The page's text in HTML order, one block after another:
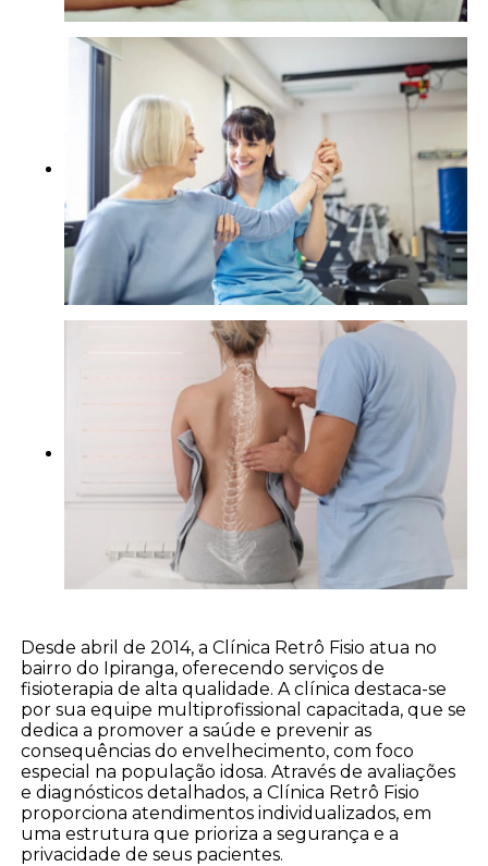
Desde abril de 2014, a Clínica Retrô Fisio atua no
bairro do Ipiranga, oferecendo serviços de
fisioterapia de alta qualidade. A clínica destaca-se
por sua equipe multiprofissional capacitada, que se
dedica a promover a saúde e prevenir as
consequências do envelhecimento, com foco
especial na população idosa. Através de avaliações
e diagnósticos detalhados, a Clínica Retrô Fisio
proporciona atendimentos individualizados, em
uma estrutura que prioriza a segurança e a
privacidade de seus pacientes.